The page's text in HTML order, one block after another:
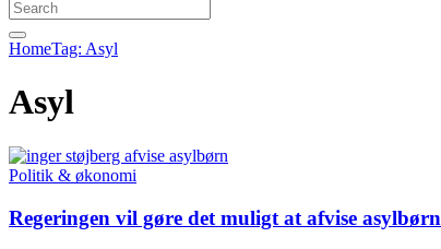
HomeTag: Asyl
Asyl
Politik & økonomi
Regeringen vil gøre det muligt at afvise asylbørn